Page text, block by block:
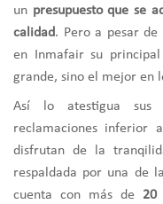
un presupuesto que se
calidad. Pero a pesar de
en Inmafair su
grande, sino el mejor en
Así lo atestigua sus
reclamaciones inferior
disfrutan de la
respaldada por una de
cuenta con más de 20